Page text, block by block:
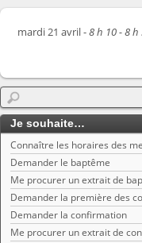
mardi 21 avril -8 h 10 - 8 h
Je souhaite…
Connaître les horaires des
Demander le baptême
Me procurer un extrait de
Demander la première des
Demander la confirmation
Me procurer un extrait de